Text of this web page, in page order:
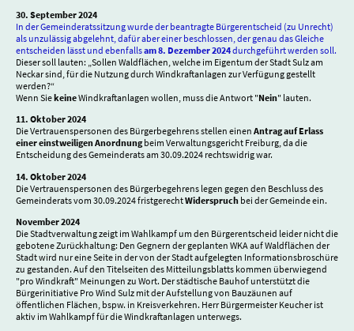
30. September 2024
In der Gemeinderatssitzung wurde der beantragte Bürgerentscheid (zu Unrecht)
als unzulässig abgelehnt, dafür aber einer beschlossen, der genau das Gleiche
entscheiden lässt und ebenfallsam 8. Dezember 2024durchgeführt werden soll.
Dieser soll lauten: „Sollen Waldflächen, welche im Eigentum der Stadt Sulz am
Neckar sind, für die Nutzung durch Windkraftanlagen zur Verfügung gestellt
werden?“
Wenn SiekeineWindkraftanlagen wollen, muss die Antwort "Nein" lauten.
11. Oktober 2024
Die Vertrauenspersonen des Bürgerbegehrens stellen einen Antrag auf Erlass
einer einstweiligen Anordnungbeim Verwaltungsgericht Freiburg, da die
Entscheidung des Gemeinderats am 30.09.2024 rechtswidrig war.
14. Oktober 2024
Die Vertrauenspersonen des Bürgerbegehrens legen gegen den Beschluss des
Gemeinderats vom 30.09.2024 fristgerechtWiderspruch bei der Gemeinde ein.
November 2024
Die Stadtverwaltung zeigt im Wahlkampf um den Bürgerentscheid leider nicht die
gebotene Zurückhaltung: Den Gegnern der geplanten WKA auf Waldflächen der
Stadt wird nur eine Seite in der von der Stadt aufgelegten Informationsbroschüre
zu gestanden. Auf den Titelseiten des Mitteilungsblatts kommen überwiegend
"pro Windkraft" Meinungen zu Wort. Der städtische Bauhof unterstützt die
Bürgerinitiative Pro Wind Sulz mit der Aufstellung von Bauzäunen auf
öffentlichen Flächen, bspw. in Kreisverkehren. Herr Bürgermeister Keucher ist
aktiv im Wahlkampf für die Windkraftanlagen unterwegs.